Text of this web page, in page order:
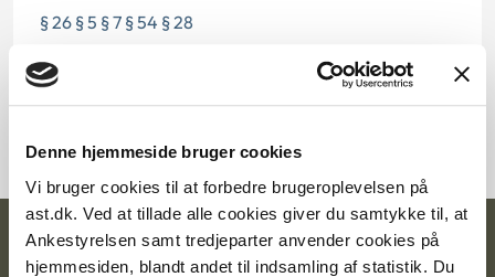
Denne hjemmeside bruger cookies
Vi bruger cookies til at forbedre brugeroplevelsen på
ast.dk. Ved at tillade alle cookies giver du samtykke til, at
Ankestyrelsen samt tredjeparter anvender cookies på
hjemmesiden, blandt andet til indsamling af statistik. Du
§ 26 § 5 § 7 § 54 § 28
Journalnummer
Ankestyrelsen